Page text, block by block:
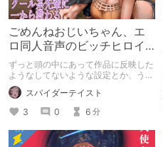
ごめんねおじいちゃん、エ
ロ同人音声のビッチヒロイ
ンに名前使って～過去作品
コンセプトを思い出そう～
ずっと頭の中にあって作品に反映した
ようなしてないような設定とか、うち
のヒロイン達の名づけの法則とかを頭
の中の映●研の金●さんに「そこにあ
っちゃいけねえんだよ」といわれたの
でとりあえず垂れ流します。
スパイダーテイスト
3
0 6 分